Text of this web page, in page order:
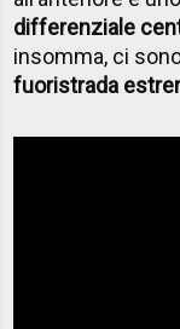
differenziale
insomma, ci
fuoristrada